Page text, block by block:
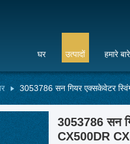
घर उत्पादों हमारे
3053786 सन गियर एक्सकेवेटर
3053786 सन
CX500DR